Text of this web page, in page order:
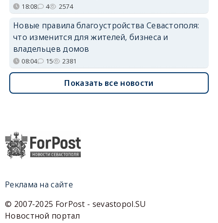
18:08 4 2574
Новые правила благоустройства Севастополя:
что изменится для жителей, бизнеса и
владельцев домов
08:04 15 2381
Показать все новости
Реклама на сайте
© 2007-2025 ForPost - sevastopol.SU
Новостной портал